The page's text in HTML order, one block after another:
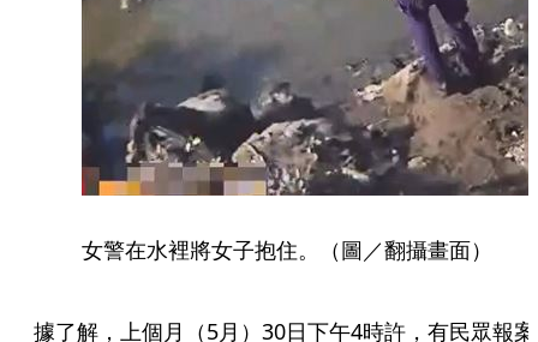
女警在水裡將女子抱住。（圖／翻攝畫面）
據了解，上個月（5月）30日下午4時許，有民眾報案